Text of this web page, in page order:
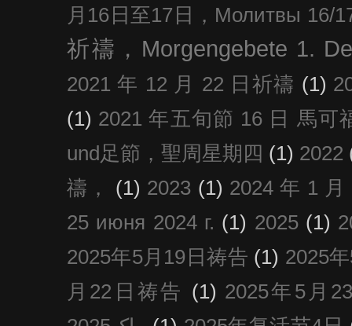
月16日至17日，Молитвы 16/
祈禱，Morgengebete 1.
2021 年 12 月 22 日祈禱 (1)
(1) 2021 年五旬節 16 日 馬可
und足節，聖周星期四 (1) 2022
禱，
(1) 2023 (1) 2024 年 1
25 июня 2024 г. (1) 2025 (1)
2025年5月19日祷告 (1) 2025
月22日祷告 (1) 2025年5月